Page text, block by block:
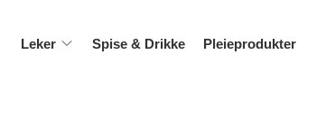
Leker Spise & Drikke Pleieprodukter